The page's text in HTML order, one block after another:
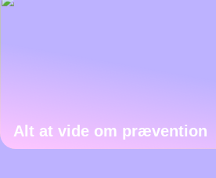
Alt at vide om prævention